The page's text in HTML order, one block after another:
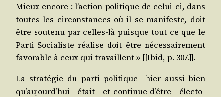
Mieux encore : l’ac­tion poli­tique de celui-ci, dans
toutes les cir­cons­tances où il se mani­feste, doit
être sou­te­nu par celles-là puisque tout ce que le
Par­ti Socia­liste réa­lise doit être néces­sai­re­ment
favo­rable à ceux qui tra­vaillent » [[Ibid, p. 307.]].
La stra­té­gie du par­ti poli­tique — hier aus­si bien
qu’au­jourd’­hui — était — et conti­nue d’être — élec­to­